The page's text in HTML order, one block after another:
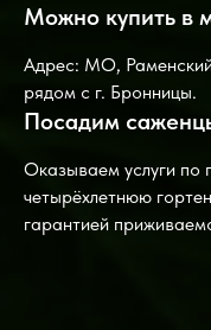
Можно купить в
Адрес: МО,
рядом с г. Бронницы.
Посадим
Оказываем услуги по
четырёхлетнюю
гарантией